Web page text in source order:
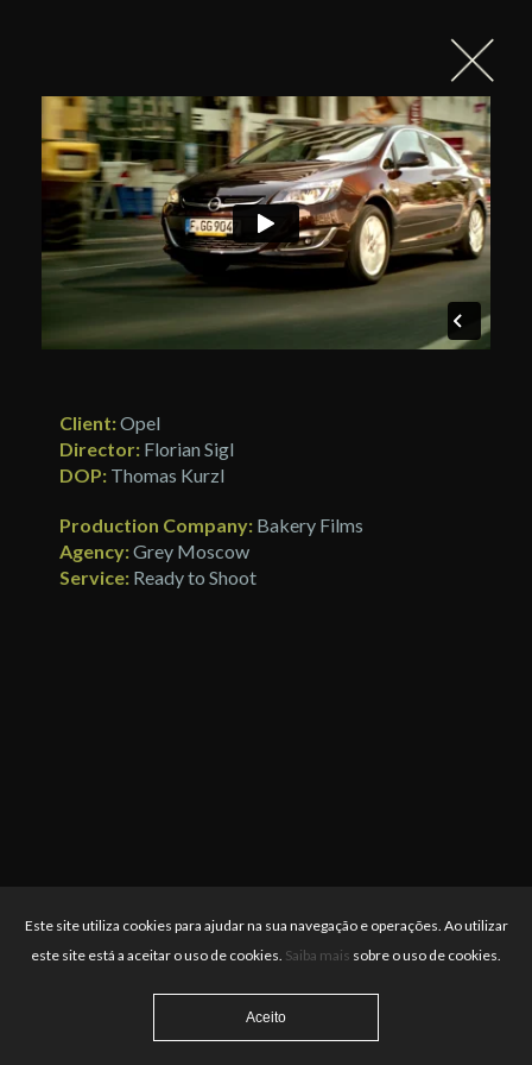
Client:Opel
Director: Florian Sigl
DOP: Thomas Kurzl
Production Company: Bakery Films
Agency:Grey Moscow
Service: Ready to Shoot
Este site utiliza cookies para ajudar na sua navegação e operações. Ao utilizar
este site está a aceitar o uso de cookies. Saiba mais sobre o uso de cookies.
Aceito